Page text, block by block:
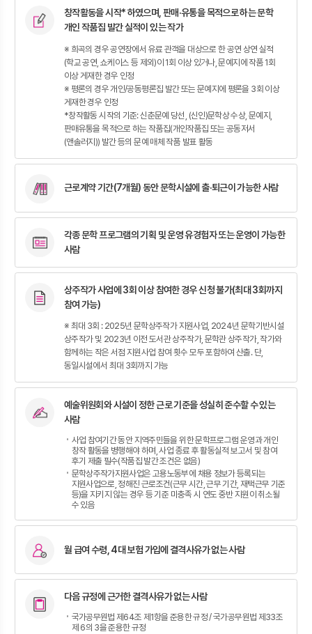
창작활동을 시작* 하였으며, 판매·유통을 목적으로 하는 문학
개인 작품집 발간 실적이 있는 작가
※ 희곡의 경우 공연장에서 유료 관객을 대상으로 한 공연 상연 실적
(학교 공연, 쇼케이스 등 제외)이 1회 이상 있거나, 문예지에 작품 1회
이상 게재한 경우 인정
※ 평론의 경우 개인/공동평론집 발간 또는 문예지에 평론을 3회 이상
게재한 경우 인정
*창작활동 시작의 기준: 신춘문예 당선, (신인)문학상 수상, 문예지,
판매유통을 목적으로 하는 작품집(개인작품집 또는 공동저서
(앤솔러지)) 발간 등의 문예 매체 작품 발표 활동
근로계약 기간(7개월) 동안 문학시설에 출·퇴근이 가능한 사람
각종 문학 프로그램의 기획 및 운영 유경험자 또는 운영이 가능한
사람
상주작가 사업에 3회 이상 참여한 경우 신청 불가(최대 3회까지
참여 가능)
※ 최대 3회 : 2025년 문학상주작가 지원사업, 2024년 문학기반시설
상주작가 및 2023년 이전 도서관 상주작가, 문학관 상주작가, 작가와
함께하는 작은 서점 지원사업 참여 횟수 모두 포함하여 산출. 단,
동일시설에서 최대 3회까지 가능
예술위원회와 시설이 정한 근로 기준을 성실히 준수할 수 있는
사람
사업 참여기간 동안 지역주민들을 위한 문학프로그램 운영과 개인
창작 활동을 병행해야 하며, 사업 종료 후 활동실적 보고서 및 참여
후기 제출 필수(작품집 발간 조건은 없음)
문학상주작가지원사업은 고용노동부에 채용 정보가 등록되는
지원사업으로, 정해진 근로조건(근무 시간, 근무 기간, 재택근무 기준
등)을 지키지 않는 경우 등 기준 미충족 시 연도 중반 지원이 취소될
수 있음
월 급여 수령, 4대 보험 가입에 결격사유가 없는 사람
다음 규정에 근거한 결격사유가 없는 사람
국가공무원법 제64조 제1항을 준용한 규정 / 국가공무원법 제33조
제 6의 3을 준용한 규정